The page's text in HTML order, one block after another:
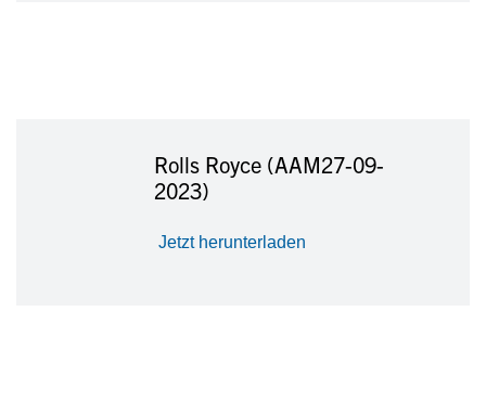
Rolls Royce (AAM27-09-
2023)
Jetzt herunterladen